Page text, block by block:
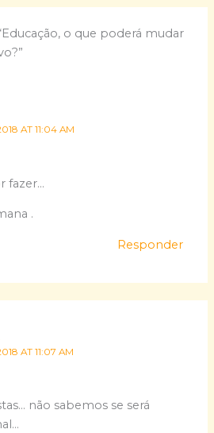
o que poderá mudar
AT 11:04 AM
fazer…
.
Responder
AT 11:07 AM
não sabemos se será